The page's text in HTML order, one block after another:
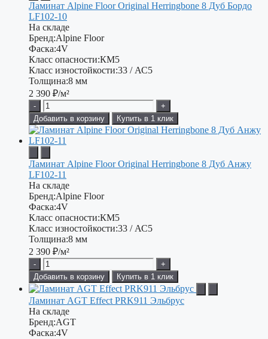
Ламинат Alpine Floor Original Herringbone 8 Дуб Бордо
LF102-10
На складе
Бренд:Alpine Floor
Фаска:4V
Класс опасности:КМ5
Класс изностойкости:33 / АС5
Толщина:8 мм
2 390 ₽/м²
-
+
Добавить в корзину
Купить в 1 клик
Ламинат Alpine Floor Original Herringbone 8 Дуб Анжу
LF102-11
На складе
Бренд:Alpine Floor
Фаска:4V
Класс опасности:КМ5
Класс изностойкости:33 / АС5
Толщина:8 мм
2 390 ₽/м²
-
+
Добавить в корзину
Купить в 1 клик
Ламинат AGT Effect PRK911 Эльбрус
На складе
Бренд:AGT
Фаска:4V